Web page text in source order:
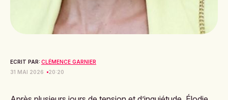
ECRIT PAR: CLÉMENCE GARNIER
31 MAI 2026
20:20